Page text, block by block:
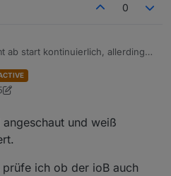
0
ab start kontinuierlich, allerdings
Simple-API stelle, kommt die
und weiß
ich ob der ioB auch